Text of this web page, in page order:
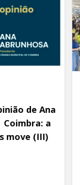
de Ana
a
move (III)